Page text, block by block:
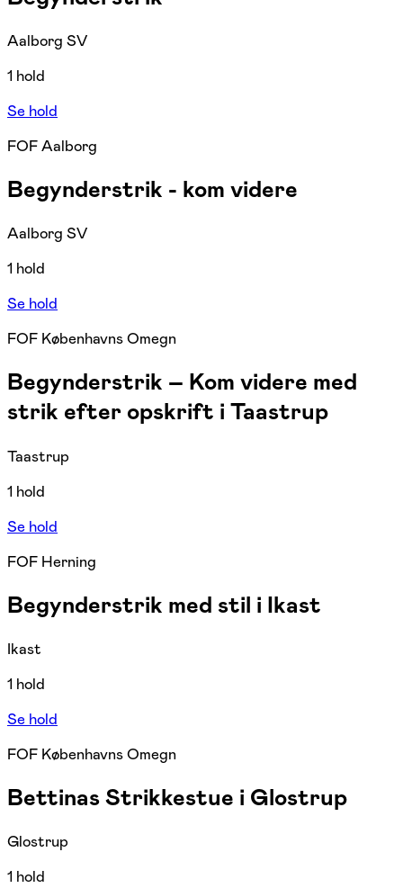
Aalborg SV
1 hold
Se hold
FOF Aalborg
Begynderstrik - kom videre
Aalborg SV
1 hold
Se hold
FOF Københavns Omegn
Begynderstrik – Kom videre med
strik efter opskrift i Taastrup
Taastrup
1 hold
Se hold
FOF Herning
Begynderstrik med stil i Ikast
Ikast
1 hold
Se hold
FOF Københavns Omegn
Bettinas Strikkestue i Glostrup
Glostrup
1 hold